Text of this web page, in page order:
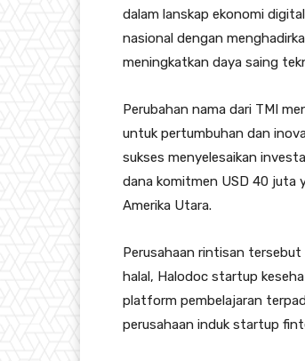
dalam lanskap ekonomi
nasional dengan
meningkatkan daya saing
Perubahan nama dari TMI
untuk pertumbuhan dan
sukses menyelesaikan
dana komitmen USD 40 juta
Amerika Utara.
Perusahaan rintisan
halal, Halodoc startup
platform pembelajaran
perusahaan induk startup